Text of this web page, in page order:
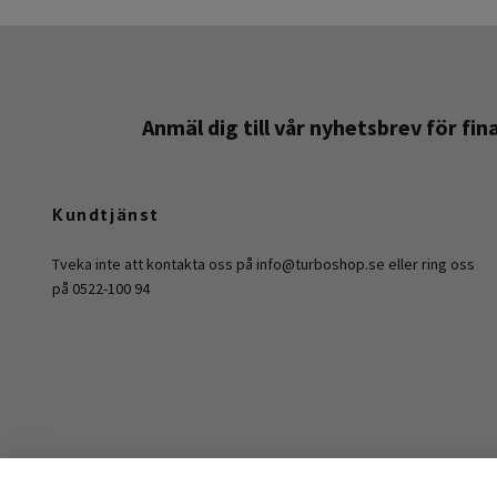
Anmäl dig till vår nyhetsbrev för
Kundtjänst
Tveka inte att kontakta oss på info@turboshop.se eller ring oss
på 0522-100 94